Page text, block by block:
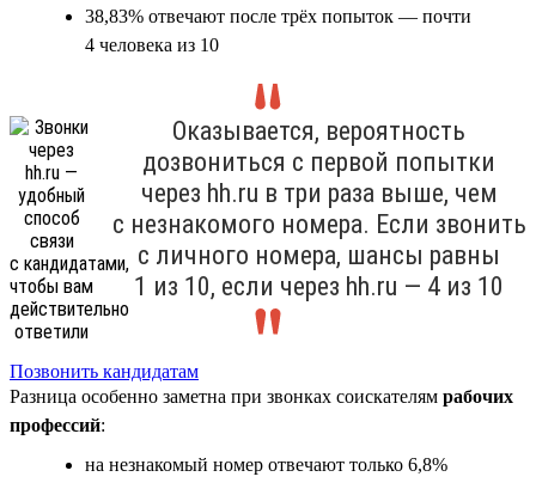
38,83% отвечают после трёх попыток — почти
4 человека из 10
Оказывается, вероятность
дозвониться с первой попытки
через hh.ru в три раза выше, чем
с незнакомого номера. Если звонить
с личного номера, шансы равны
1 из 10, если через hh.ru — 4 из 10
Позвонить кандидатам
Разница особенно заметна при звонках соискателям рабочих
профессий:
на незнакомый номер отвечают только 6,8%